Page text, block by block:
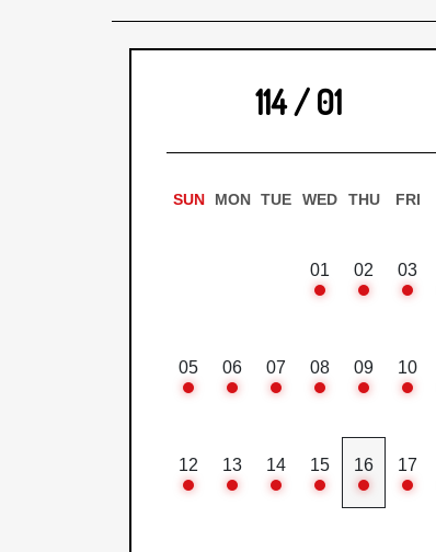
114 / 01
SUN MON TUE WED THU FRI
01 02 03
05 06 07 08 09 10
12 13 14 15 16 17